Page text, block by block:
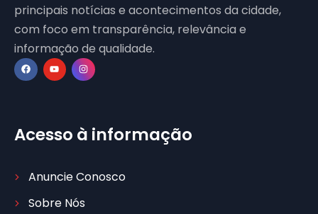
principais notícias e acontecimentos da cidade,
com foco em transparência, relevância e
informação de qualidade.
Acesso à informação
Anuncie Conosco
Sobre Nós